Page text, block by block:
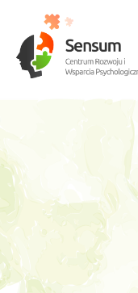
Diagnoza
Konsultacja
Psychoterapia